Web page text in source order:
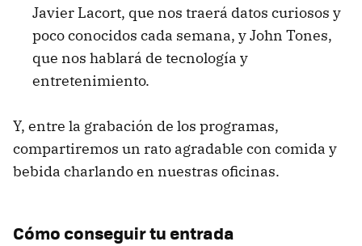
Javier Lacort, que nos traerá datos curiosos y
poco conocidos cada semana, y John Tones,
que nos hablará de tecnología y
entretenimiento.
Y, entre la grabación de los programas,
compartiremos un rato agradable con comida y
bebida charlando en nuestras oficinas.
Cómo conseguir tu entrada